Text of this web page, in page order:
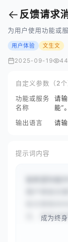
← 反馈请求
为用户使用功能或
用户体验 文生文
2025-09-19
自定义参数（2个
功能或服务
名称
请
能”。
输出语言
请
提示词内容
验文案相关
议、推荐
成为终